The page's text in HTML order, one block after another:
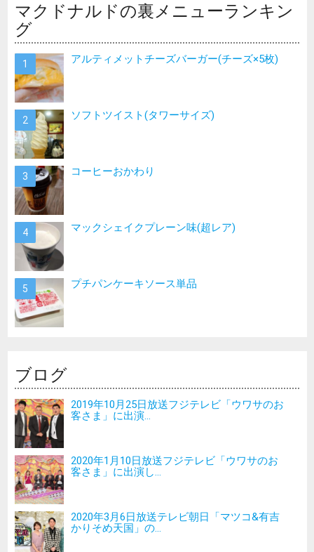
マクドナルドの裏メニューランキン
グ
アルティメットチーズバーガー(チーズ×5枚)
ソフトツイスト(タワーサイズ)
コーヒーおかわり
マックシェイクプレーン味(超レア)
プチパンケーキソース単品
ブログ
2019年10月25日放送フジテレビ「ウワサのお
客さま」に出演...
2020年1月10日放送フジテレビ「ウワサのお
客さま」に出演し...
2020年3月6日放送テレビ朝日「マツコ&有吉
かりそめ天国」の...